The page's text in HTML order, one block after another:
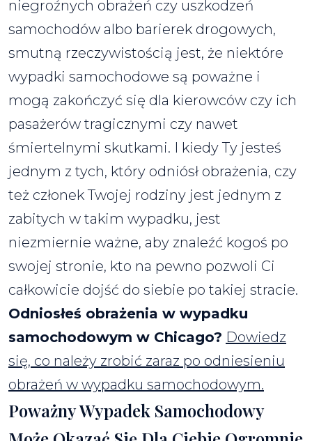
niegroźnych obrażeń czy uszkodzeń
samochodów albo barierek drogowych,
smutną rzeczywistością jest, że niektóre
wypadki samochodowe są poważne i
mogą zakończyć się dla kierowców czy ich
pasażerów tragicznymi czy nawet
śmiertelnymi skutkami. I kiedy Ty jesteś
jednym z tych, który odniósł obrażenia, czy
też członek Twojej rodziny jest jednym z
zabitych w takim wypadku, jest
niezmiernie ważne, aby znaleźć kogoś po
swojej stronie, kto na pewno pozwoli Ci
całkowicie dojść do siebie po takiej stracie.
Odniosłeś obrażenia w wypadku
samochodowym w Chicago? Dowiedz
się, co należy zrobić zaraz po odniesieniu
obrażeń w wypadku samochodowym.
Poważny Wypadek Samochodowy